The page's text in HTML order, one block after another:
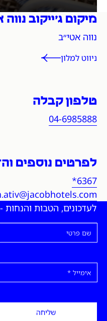
כתובת
מיקום ג׳ייקוב
נווה אטי״ב
ניווט למלון
טלפון קבלה
04-6985888
לפרטים נוספים
*6367
לעדכונים, הטבות והנחות
שם פרטי
אימייל
שליחה